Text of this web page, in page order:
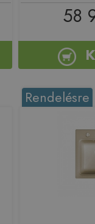
58
Rendelésre